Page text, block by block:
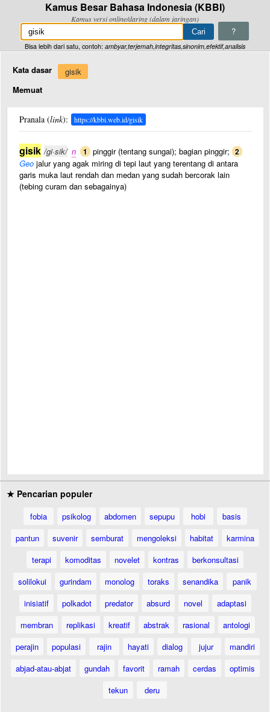
Kamus Besar Bahasa Indonesia (KBBI)
Kamus versi online/daring (dalam jaringan)
?
Bisa lebih dari satu, contoh: ambyar,terjemah,integritas,sinonim,efektif,analisis
Kata dasar
gisik
Memuat
Pranala (link): https://kbbi.web.id/gisik
gisik /gi·sik/ n 1 pinggir (tentang sungai); bagian pinggir; 2
Geo jalur yang agak miring di tepi laut yang terentang di antara
garis muka laut rendah dan medan yang sudah bercorak lain
(tebing curam dan sebagainya)
★ Pencarian populer
fobia psikolog abdomen sepupu hobi
basis
pantun
suvenir semburat mengoleksi habitat
karmina
terapi
komoditas novelet kontras
berkonsultasi
solilokui
gurindam monolog toraks senandika
panik
inisiatif
polkadot predator absurd novel
adaptasi
membran
replikasi kreatif abstrak rasional
antologi
perajin
populasi rajin hayati dialog jujur
mandiri
abjad-atau-abjat
gundah favorit ramah cerdas
optimis
tekun
deru